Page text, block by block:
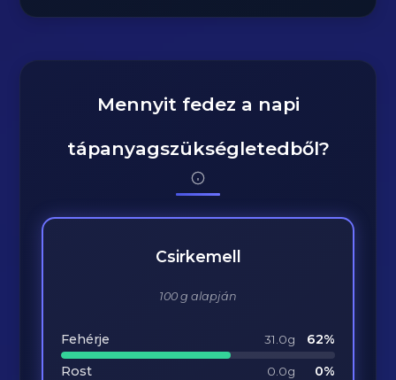
Mennyit fedez a napi
tápanyagszükségletedből?
Csirkemell
100 g alapján
Fehérje 31.0g
62%
Rost
0.0g
0%